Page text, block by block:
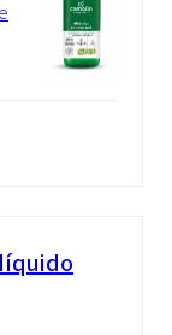
líquido